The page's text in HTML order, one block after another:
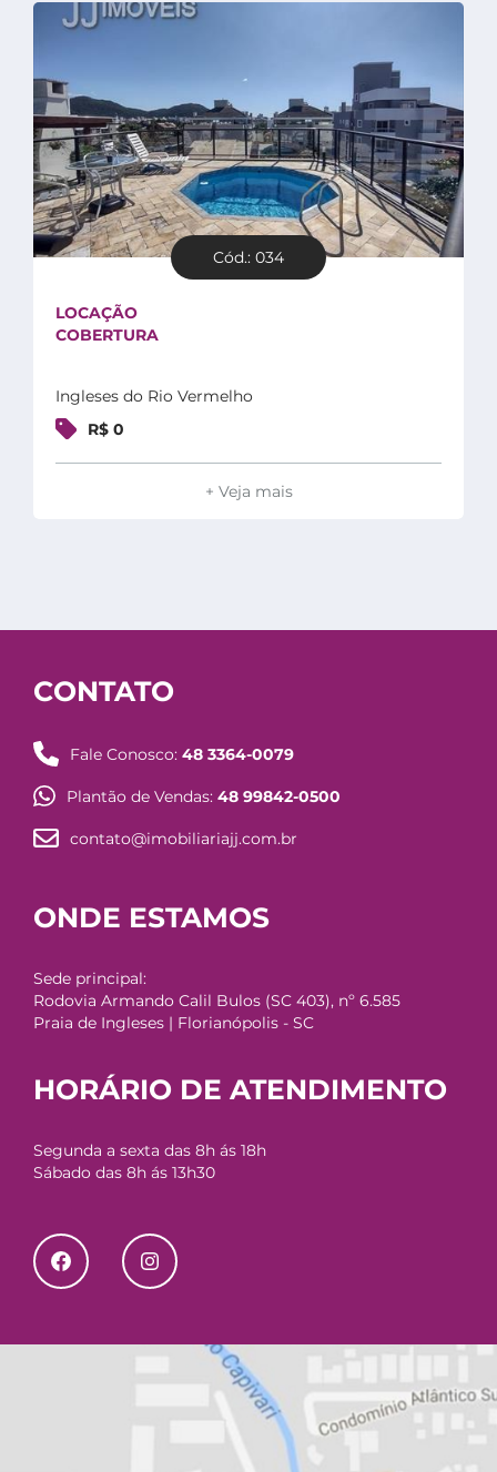
Cód.: 034
LOCAÇÃO
COBERTURA
Ingleses do Rio Vermelho
R$ 0
+ Veja mais
CONTATO
Fale Conosco: 48 3364-0079
Plantão de Vendas: 48 99842-0500
contato@imobiliariajj.com.br
ONDE ESTAMOS
Sede principal:
Rodovia Armando Calil Bulos (SC 403), nº 6.585
Praia de Ingleses | Florianópolis - SC
HORÁRIO DE ATENDIMENTO
Segunda a sexta das 8h ás 18h
Sábado das 8h ás 13h30